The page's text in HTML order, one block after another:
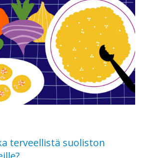
terveellistä suoliston